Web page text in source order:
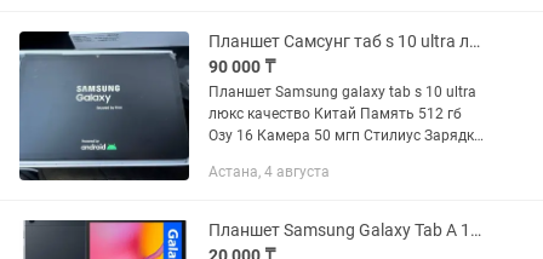
Планшет Самсунг таб s 10 ultra люкс качество
90 000 ₸
Планшет Samsung galaxy tab s 10 ultra
люкс качество Китай Память 512 гб
Озу 16 Камера 50 мгп Стилиус Зарядка
дисплей! Отличный подарок для
Астана, 4 августа
Планшет Samsung Galaxy Tab A 10 в хорошем состоянии